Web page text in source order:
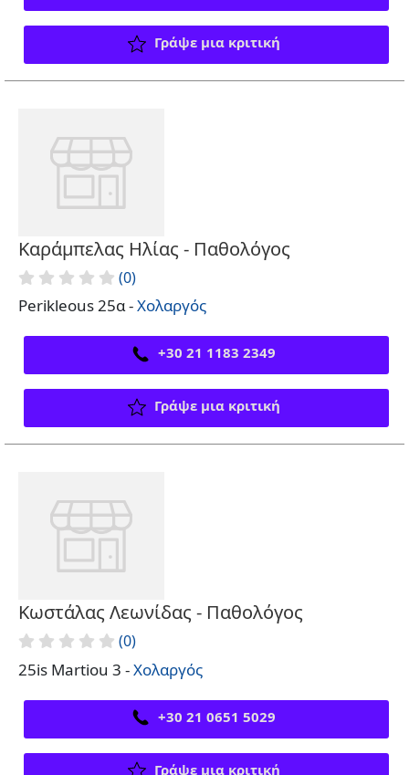
Γράψε μια κριτική
Καράμπελας Ηλίας - Παθολόγος
(0)
Perikleous 25α -Χολαργός
+30 21 1183 2349
Γράψε μια κριτική
Κωστάλας Λεωνίδας - Παθολόγος
(0)
25is Martiou 3 -Χολαργός
+30 21 0651 5029
Γράψε μια κριτική